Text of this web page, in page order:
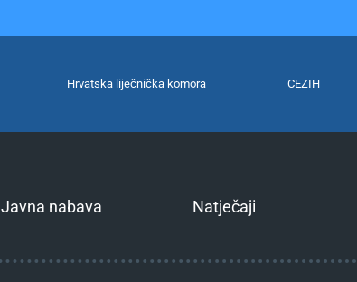
Hrvatska liječnička komora CEZIH
Javna nabava Natječaji